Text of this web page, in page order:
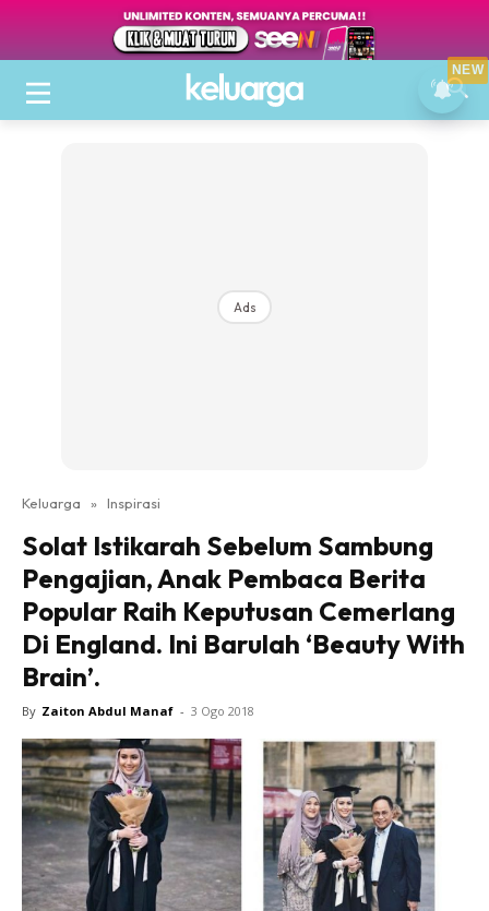
Ads
Keluarga » Inspirasi
Solat Istikarah Sebelum Sambung
Pengajian, Anak Pembaca Berita
Popular Raih Keputusan Cemerlang
Di England. Ini Barulah ‘Beauty With
Brain’.
By Zaiton Abdul Manaf - 3 Ogo 2018
NEW